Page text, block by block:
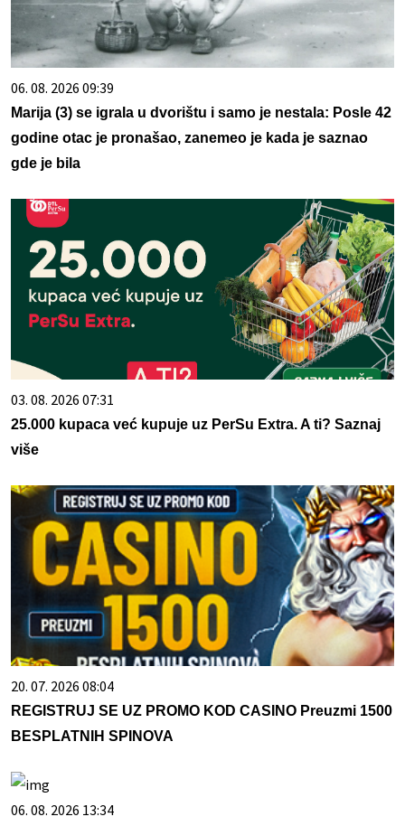
06. 08. 2026 09:39
Marija (3) se igrala u dvorištu i samo je nestala: Posle 42
godine otac je pronašao, zanemeo je kada je saznao
gde je bila
03. 08. 2026 07:31
25.000 kupaca već kupuje uz PerSu Extra. A ti? Saznaj
više
20. 07. 2026 08:04
REGISTRUJ SE UZ PROMO KOD CASINO Preuzmi 1500
BESPLATNIH SPINOVA
06. 08. 2026 13:34